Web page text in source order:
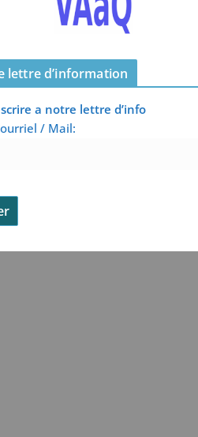
lettre d’information
a notre lettre d’info
/ Mail: